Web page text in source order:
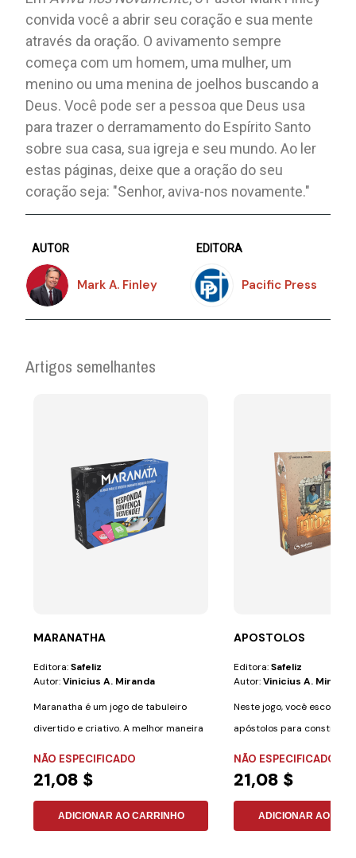
convida você a abrir seu coração e sua mente
através da oração. O avivamento sempre
começa com um homem, uma mulher, um
menino ou uma menina de joelhos buscando a
Deus. Você pode ser a pessoa que Deus usa
para trazer o derramamento do Espírito Santo
sobre sua casa, sua igreja e seu mundo. Ao ler
estas páginas, deixe que a oração do seu
coração seja: "Senhor, aviva-nos novamente."
AUTOR
Mark A. Finley
EDITORA
Pacific Press
Artigos semelhantes
MARANATHA
Editora:Safeliz
Autor:Vinicius A. Miranda
Maranatha é um jogo de tabuleiro
divertido e criativo. A melhor maneira
NÃO ESPECIFICADO
21,08 $
ADICIONAR AO CARRINHO
APOSTOLOS
Editora:Safeliz
Autor:Vinicius A. Miranda
Neste jogo, você
apóstolos para construir
NÃO ESPECIFICADO
21,08 $
ADICIONAR AO